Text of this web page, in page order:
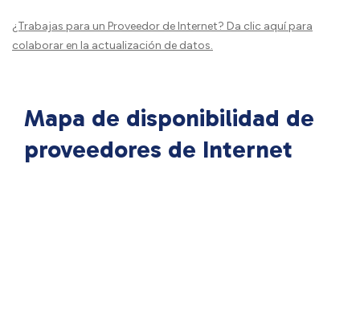
¿Trabajas para un Proveedor de Internet? Da clic aquípara
colaborar en la actualización de datos.
Mapa de disponibilidad de
proveedores de Internet